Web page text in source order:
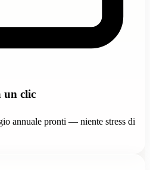
un clic
annuale pronti — niente stress di